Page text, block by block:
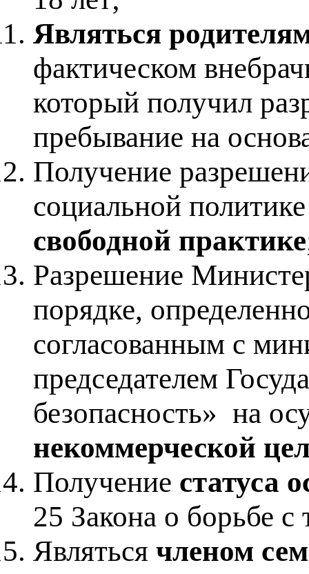
Являться
фактическом
который получил
пребывание на
Получение
социальной
свободной практике
Разрешение
порядке,
согласованным с
председателем
безопасность» на
некоммерческой
Получение статуса
25 Закона о борьбе
Являться членом